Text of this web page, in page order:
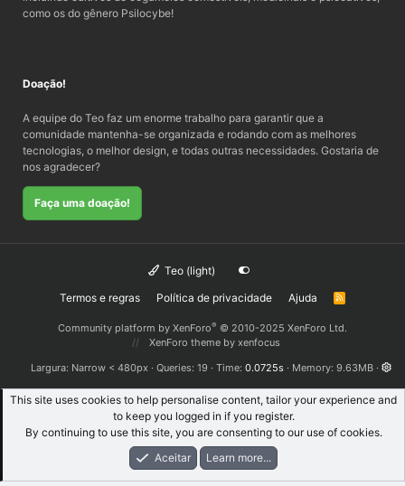
como os do gênero Psilocybe!
Doação!
A equipe do Teo faz um enorme trabalho para garantir que a
comunidade mantenha-se organizada e rodando com as melhores
tecnologias, o melhor design, e todas outras necessidades. Gostaria de
nos agradecer?
Faça uma doação!
Teo (light)
Termos e regras
Política de privacidade Ajuda
R
Community platform by XenForo® © 2010-2025 XenForo Ltd.
XenForo theme by xenfocus
Largura
Queries 19 Time 0.0725s Memory 9.63MB
This site uses cookies to help personalise content, tailor your experience and
to keep you logged in if you register.
By continuing to use this site, you are consenting to our use of cookies.
Aceitar
Learn more...